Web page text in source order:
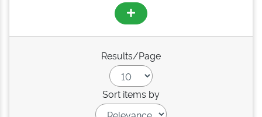
Results/Page
Sort items by